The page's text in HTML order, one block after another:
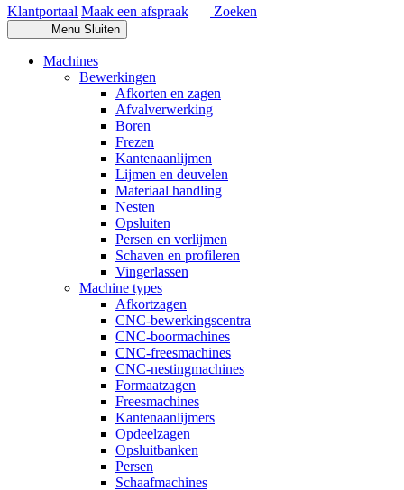
Klantportaal Maak een afspraak Zoeken
Menu Sluiten
Machines
Bewerkingen
Afkorten en zagen
Afvalverwerking
Boren
Frezen
Kantenaanlijmen
Lijmen en deuvelen
Materiaal handling
Nesten
Opsluiten
Persen en verlijmen
Schaven en profileren
Vingerlassen
Machine types
Afkortzagen
CNC-bewerkingscentra
CNC-boormachines
CNC-freesmachines
CNC-nestingmachines
Formaatzagen
Freesmachines
Kantenaanlijmers
Opdeelzagen
Opsluitbanken
Persen
Schaafmachines